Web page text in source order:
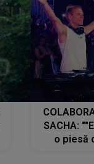
SACHA:
o piesă